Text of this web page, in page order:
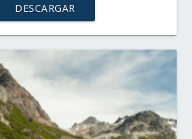
DESCARGAR